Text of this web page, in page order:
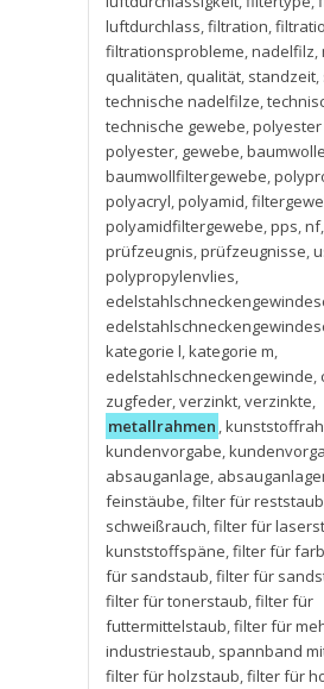
luftdurchlass,filtration,
filtrationsprobleme,nadelfilz,
qualitäten, qualität, standzeit,
technische nadelfilze,
technische gewebe,
polyester, gewebe,baumwolle
baumwollfiltergewebe,
polyacryl,polyamid,
polyamidfiltergewebe,pps,nf,
prüfzeugnis,prüfzeugnisse,
polypropylenvlies,
kategorie l,kategorie m,
edelstahlschneckengewinde,
zugfeder,verzinkt,verzinkte,
metallrahmen ,
kundenvorgabe,
absauganlage,
feinstäube,filter für reststaub
schweißrauch,filter für
kunststoffspäne,filter für
für sandstaub,filter für
filter für tonerstaub,filter für
futtermittelstaub,filter für
industriestaub, spannband
filter für holzstaub,filter für